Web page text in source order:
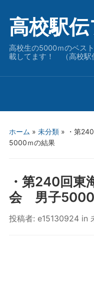
高校駅
高校生の5000ｍのベス
載してます！ （高校駅
ホーム » 未分類»
・第
5000ｍの結果
・第240回東
会 男子5000
投稿者: e15130924 in